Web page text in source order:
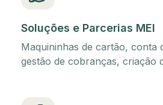
Soluções e Parcerias MEI
Maquininhas de cartão, conta
gestão de cobranças, criação